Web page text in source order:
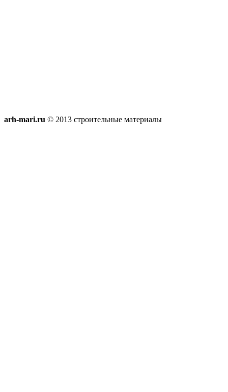
arh-mari.ru © 2013 строительные материалы